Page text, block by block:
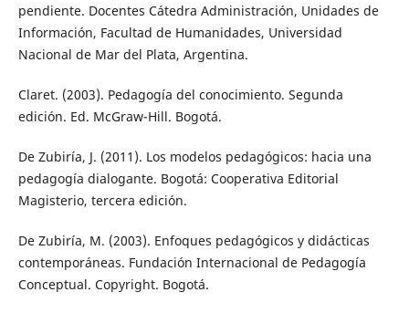
pendiente. Docentes Cátedra Administración, Unidades de
Información, Facultad de Humanidades, Universidad
Nacional de Mar del Plata, Argentina.
Claret. (2003). Pedagogía del conocimiento. Segunda
edición. Ed. McGraw-Hill. Bogotá.
De Zubiría, J. (2011). Los modelos pedagógicos: hacia una
pedagogía dialogante. Bogotá: Cooperativa Editorial
Magisterio, tercera edición.
De Zubiría, M. (2003). Enfoques pedagógicos y didácticas
contemporáneas. Fundación Internacional de Pedagogía
Conceptual. Copyright. Bogotá.